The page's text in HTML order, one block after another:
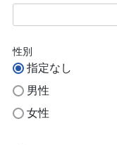
(必
須)
性別
指定なし
男性
女性